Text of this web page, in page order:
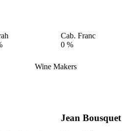
Cab. Franc
0 %
Wine Makers
Jean Bousquet